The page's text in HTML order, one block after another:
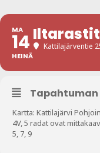
MA
14
HEINÄ
Kattilajärventie
Kartta: Kattilajärvi
4V, 5 radat ovat
5, 7, 9